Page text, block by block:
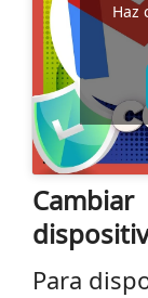
Haz
Para